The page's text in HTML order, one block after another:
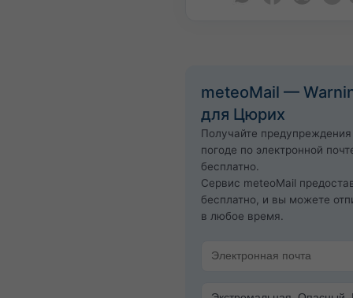
meteoMail —
для Цюрих
Получайте
погоде по электронной
бесплатно.
Сервис meteoMail
бесплатно, и вы можете
в любое время.